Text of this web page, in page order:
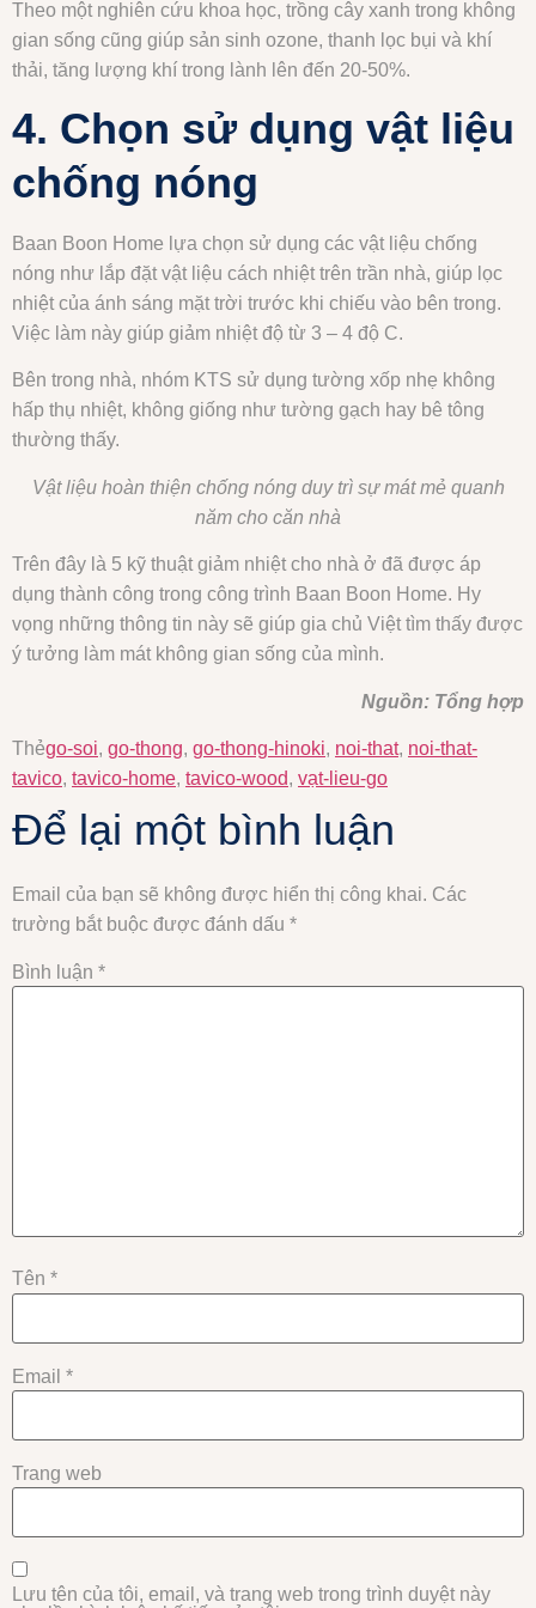
Theo một nghiên cứu khoa học, trồng cây xanh trong không
gian sống cũng giúp sản sinh ozone, thanh lọc bụi và khí
thải, tăng lượng khí trong lành lên đến 20-50%.
4. Chọn sử dụng vật liệu
chống nóng
Baan Boon Home lựa chọn sử dụng các vật liệu chống
nóng như lắp đặt vật liệu cách nhiệt trên trần nhà, giúp lọc
nhiệt của ánh sáng mặt trời trước khi chiếu vào bên trong.
Việc làm này giúp giảm nhiệt độ từ 3 – 4 độ C.
Bên trong nhà, nhóm KTS sử dụng tường xốp nhẹ không
hấp thụ nhiệt, không giống như tường gạch hay bê tông
thường thấy.
Vật liệu hoàn thiện chống nóng duy trì sự mát mẻ quanh
năm cho căn nhà
Trên đây là 5 kỹ thuật giảm nhiệt cho nhà ở đã được áp
dụng thành công trong công trình Baan Boon Home. Hy
vọng những thông tin này sẽ giúp gia chủ Việt tìm thấy được
ý tưởng làm mát không gian sống của mình.
Nguồn: Tổng hợp
Thẻgo-soi, go-thong, go-thong-hinoki, noi-that, noi-that-
tavico, tavico-home, tavico-wood, vạt-lieu-go
Để lại một bình luận
Email của bạn sẽ không được hiển thị công khai. Các
trường bắt buộc được đánh dấu *
Bình luận *
Tên *
Email *
Trang web
Lưu tên của tôi, email, và trang web trong trình duyệt này